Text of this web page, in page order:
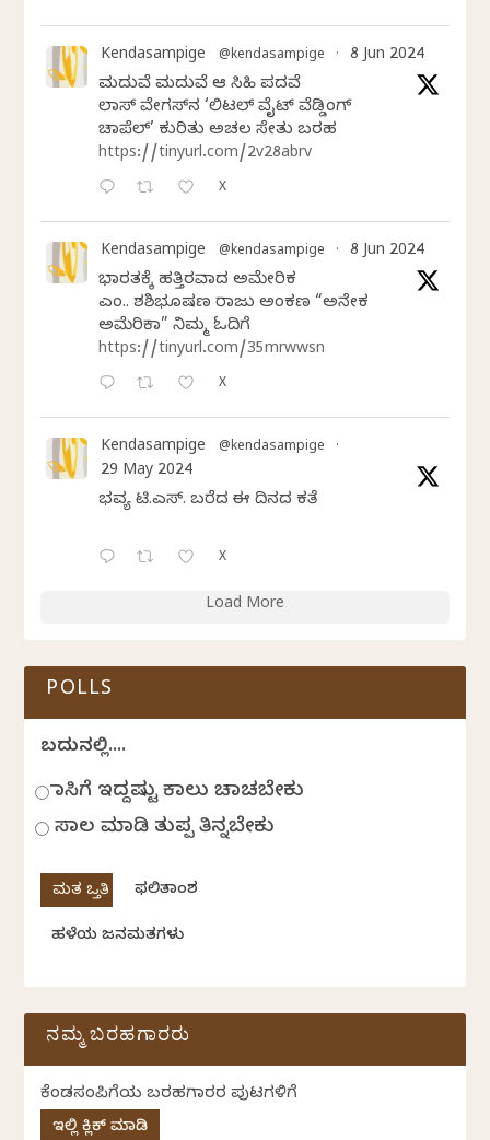
Kendasampige @kendasampige · 8 Jun 2024
ಮದುವೆ ಮದುವೆ ಆ ಸಿಹಿ ಪದವೆ
ಲಾಸ್‌ ವೇಗಸ್‌ನ ‘ಲಿಟಲ್ ವೈಟ್ ವೆಡ್ಡಿಂಗ್
ಚಾಪೆಲ್’ ಕುರಿತು ಅಚಲ ಸೇತು ಬರಹ
https://tinyurl.com/2v28abrv
X
Kendasampige @kendasampige · 8 Jun 2024
ಭಾರತಕ್ಕೆ ಹತ್ತಿರವಾದ ಅಮೇರಿಕ
ಎಂ.ವಿ. ಶಶಿಭೂಷಣ ರಾಜು ಅಂಕಣ “ಅನೇಕ
ಅಮೆರಿಕಾ” ನಿಮ್ಮ ಓದಿಗೆ
https://tinyurl.com/35mrwwsn
X
Kendasampige @kendasampige ·
29 May 2024
ಭವ್ಯ ಟಿ.ಎಸ್. ಬರೆದ ಈ ದಿನದ ಕವಿತೆ
X
Load More
POLLS
ಬದುಕಿನಲ್ಲಿ....
ಹಾಸಿಗೆ ಇದ್ದಷ್ಟು ಕಾಲು ಚಾಚಬೇಕು
ಸಾಲ ಮಾಡಿ ತುಪ್ಪ ತಿನ್ನಬೇಕು
ಫಲಿತಾಂಶ
ಹಳೆಯ ಜನಮತಗಳು
ನಮ್ಮ ಬರಹಗಾರರು
ಕೆಂಡಸಂಪಿಗೆಯ ಬರಹಗಾರರ ಪುಟಗಳಿಗೆ
ಇಲ್ಲಿ ಕ್ಲಿಕ್ ಮಾಡಿ